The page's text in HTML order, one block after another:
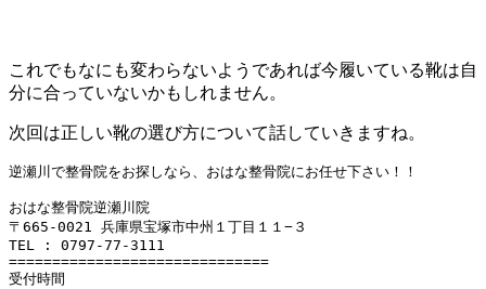
これでもなにも変わらないようであれば今履いている靴は自
分に合っていないかもしれません。
次回は正しい靴の選び方について話していきますね。
逆瀬川で整骨院をお探しなら、おはな整骨院にお任せ下さい！！
おはな整骨院逆瀬川院
〒665-0021 兵庫県宝塚市中州１丁目１１−３
TEL : 0797-77-3111
==============================
受付時間